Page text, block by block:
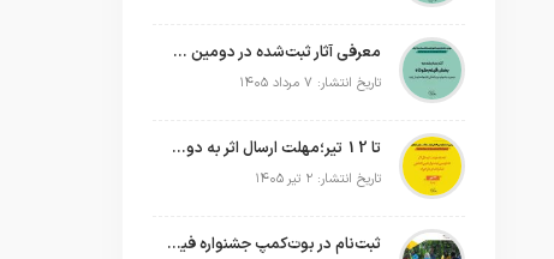
معرفی آثار ثبت‌شده در دومین جشنواره بین‌المللی فیلم فضای باز + اسامی
تاریخ انتشار: ۷ مرداد ۱۴۰۵
تا 12 تیر؛مهلت ارسال اثر به دومین جشنواره بین‌المللی فیلم فضای باز تمدید شد
تاریخ انتشار: ۲ تیر ۱۴۰۵
ثبت‌نام در بوت‌کمپ جشنواره فیلم فضای باز ایران آغاز شد؛ تجربه ساخت فیلم کوتاه در فضای باز